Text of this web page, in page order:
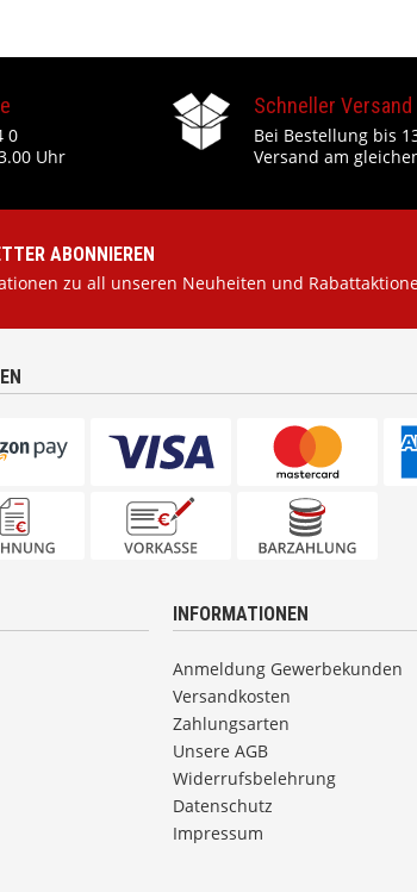
0
Uhr
Schneller Versand
Bei Bestellung bis
Versand am
ABONNIEREN
zu all unseren Neuheiten und
INFORMATIONEN
Anmeldung Gewerbekunden
Versandkosten
Zahlungsarten
Unsere AGB
Widerrufsbelehrung
Datenschutz
Impressum